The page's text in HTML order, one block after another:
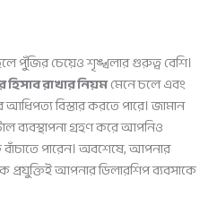
পুঁজির চেয়েও শৃঙ্খলার গুরুত্ব বেশি।
রাখার নিয়মমেনে চলে এবং
আধিপত্য বিস্তার করতে পারে। জামান
ব্যবস্থাপনা গ্রহণ করে আপনিও
পারেন। অবশেষে, আপনার
আপনার ডিলারশিপ ব্যবসাকে